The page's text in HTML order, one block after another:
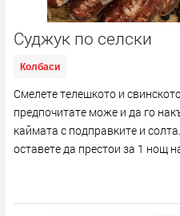
Суджук по селски
Колбаси
Смелете телешкото и
предпочитате може и да го
каймата с подправките и
оставете да престои за 1 нощ